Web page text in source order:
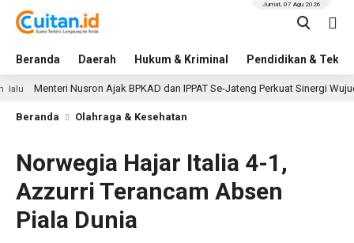
Beranda Daerah Hukum & Kriminal Pendidikan &
Jumat, 07 Agu 2026
Menteri Nusron Ajak BPKAD dan IPPAT Se-Jateng Perkuat Sinergi
Beranda Olahraga & Kesehatan
Norwegia Hajar Italia 4-1,
Azzurri Terancam Absen
Piala Dunia